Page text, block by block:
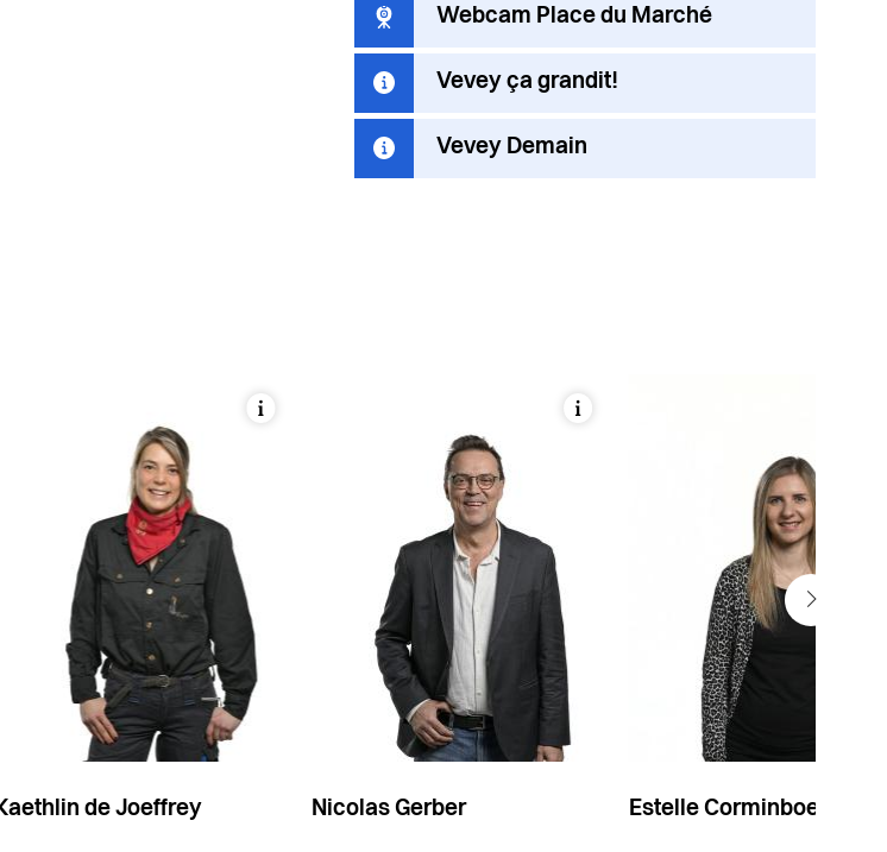
Webcam Place du Marché
Vevey ça grandit!
Vevey Demain
de Joeffrey Nicolas Gerber Estelle Corminboeuf